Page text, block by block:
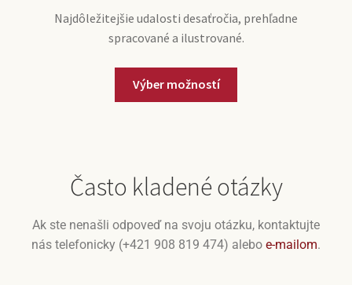
Najdôležitejšie udalosti desaťročia, prehľadne
spracované a ilustrované.
Výber možností
Často kladené otázky
Ak ste nenašli odpoveď na svoju otázku, kontaktujte
nás telefonicky (+421 908 819 474) alebo e-mailom.